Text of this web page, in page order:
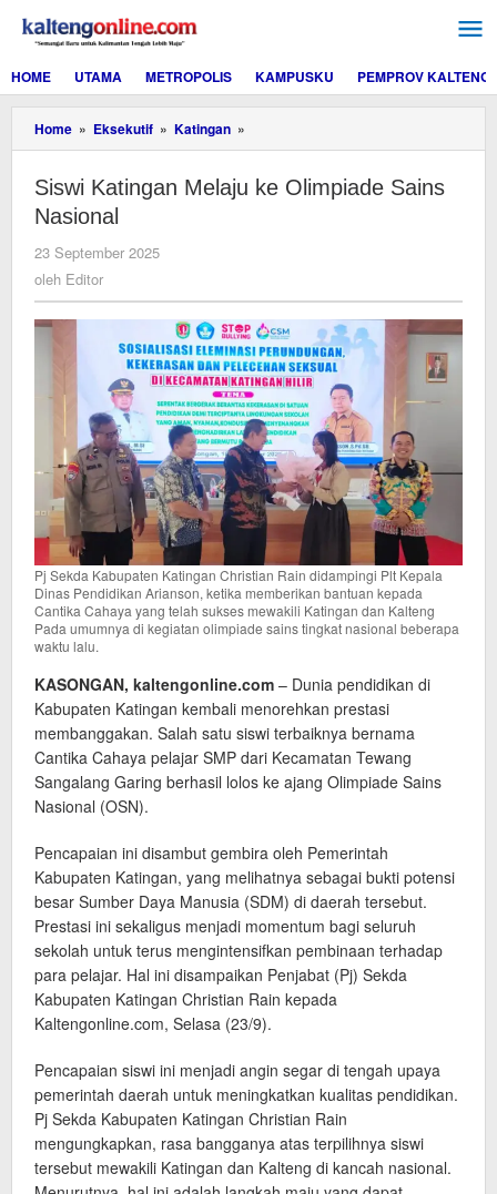
konten
HOME
UTAMA METROPOLIS KAMPUSKU PEMPROV KALTENG
Home » Eksekutif » Katingan »
Katingan
ke
Siswi Katingan Melaju ke Olimpiade Sains
Nasional
23 September 2025
oleh Editor
Pj Sekda Kabupaten Katingan Christian Rain didampingi Plt Kepala
Dinas Pendidikan Arianson, ketika memberikan bantuan kepada
Cantika Cahaya yang telah sukses mewakili Katingan dan Kalteng
Pada umumnya di kegiatan olimpiade sains tingkat nasional beberapa
waktu lalu.
KASONGAN, kaltengonline.com – Dunia pendidikan di
Kabupaten Katingan kembali menorehkan prestasi
membanggakan. Salah satu siswi terbaiknya bernama
Cantika Cahaya pelajar SMP dari Kecamatan Tewang
Sangalang Garing berhasil lolos ke ajang Olimpiade Sains
Nasional (OSN).
Pencapaian ini disambut gembira oleh Pemerintah
Kabupaten Katingan, yang melihatnya sebagai bukti potensi
besar Sumber Daya Manusia (SDM) di daerah tersebut.
Prestasi ini sekaligus menjadi momentum bagi seluruh
sekolah untuk terus mengintensifkan pembinaan terhadap
para pelajar. Hal ini disampaikan Penjabat (Pj) Sekda
Kabupaten Katingan Christian Rain kepada
Kaltengonline.com, Selasa (23/9).
Pencapaian siswi ini menjadi angin segar di tengah upaya
pemerintah daerah untuk meningkatkan kualitas pendidikan.
Pj Sekda Kabupaten Katingan Christian Rain
mengungkapkan, rasa bangganya atas terpilihnya siswi
tersebut mewakili Katingan dan Kalteng di kancah nasional.